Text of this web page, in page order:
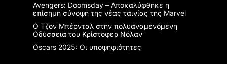
Avengers: Doomsday – Αποκαλύφθηκε η
επίσημη σύνοψη της νέας ταινίας της Marvel
Ο Τζον Μπέρνταλ στην πολυαναμενόμενη
Οδύσσεια του Κρίστοφερ Νόλαν
Oscars 2025: Οι υποψηφιότητες